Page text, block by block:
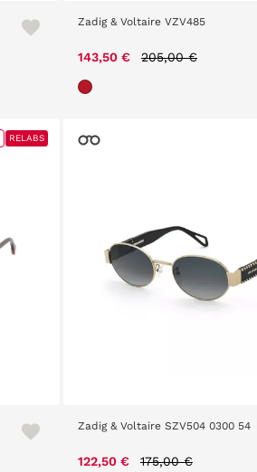
Zadig & Voltaire VZV485
143,50 € Price reduced from
205,00 €
RELABS
Zadig & Voltaire SZV504 0300 54
122,50 € Price reduced from
175,00 €